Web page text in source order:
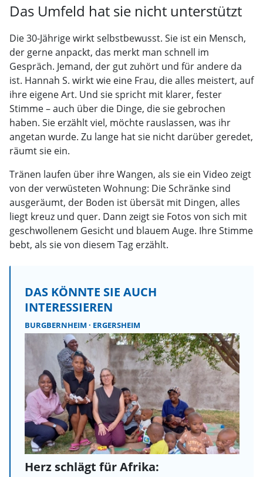
Das Umfeld hat sie nicht unterstützt
Die 30-Jährige wirkt selbstbewusst. Sie ist ein Mensch,
der gerne anpackt, das merkt man schnell im
Gespräch. Jemand, der gut zuhört und für andere da
ist. Hannah S. wirkt wie eine Frau, die alles meistert, auf
ihre eigene Art. Und sie spricht mit klarer, fester
Stimme – auch über die Dinge, die sie gebrochen
haben. Sie erzählt viel, möchte rauslassen, was ihr
angetan wurde. Zu lange hat sie nicht darüber geredet,
räumt sie ein.
Tränen laufen über ihre Wangen, als sie ein Video zeigt
von der verwüsteten Wohnung: Die Schränke sind
ausgeräumt, der Boden ist übersät mit Dingen, alles
liegt kreuz und quer. Dann zeigt sie Fotos von sich mit
geschwollenem Gesicht und blauem Auge. Ihre Stimme
bebt, als sie von diesem Tag erzählt.
DAS KÖNNTE SIE AUCH
INTERESSIEREN
BURGBERNHEIM ERGERSHEIM
Herz schlägt für Afrika: